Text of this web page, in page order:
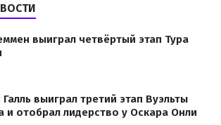
выиграл четвёртый этап Тура
выиграл третий этап Вуэльты
и отобрал лидерство у Оскара Онли